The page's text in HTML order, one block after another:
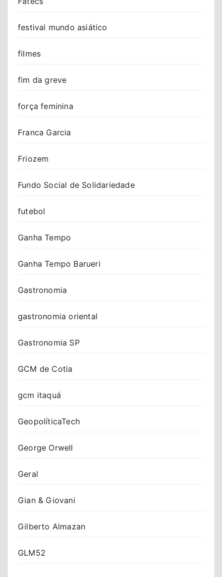
festival mundo asiático
filmes
fim da greve
força feminina
Franca Garcia
Friozem
Fundo Social de Solidariedade
futebol
Ganha Tempo
Ganha Tempo Barueri
Gastronomia
gastronomia oriental
Gastronomia SP
GCM de Cotia
gcm itaquá
GeopolíticaTech
George Orwell
Geral
Gian & Giovani
Gilberto Almazan
GLM52